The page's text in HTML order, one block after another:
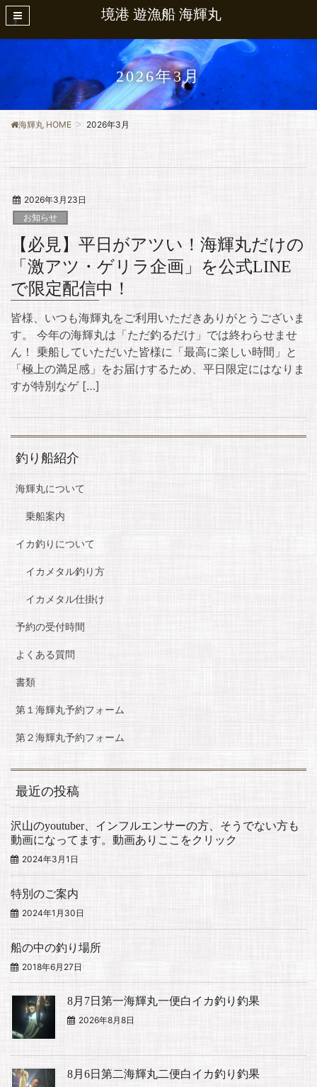
境港 遊漁船 海輝丸
2026年3月
海輝丸 HOME 2026年3月
2026年3月23日
お知らせ
【必見】平日がアツい！海輝丸だけの
「激アツ・ゲリラ企画」を公式LINE
で限定配信中！
皆様、いつも海輝丸をご利用いただきありがとうございま
す。 今年の海輝丸は「ただ釣るだけ」では終わらせませ
ん！ 乗船していただいた皆様に「最高に楽しい時間」と
「極上の満足感」をお届けするため、平日限定にはなりま
すが特別なゲ […]
釣り船紹介
海輝丸について
乗船案内
イカ釣りについて
イカメタル釣り方
イカメタル仕掛け
予約の受付時間
よくある質問
書類
第１海輝丸予約フォーム
第２海輝丸予約フォーム
最近の投稿
沢山のyoutuber、インフルエンサーの方、そうでない方も
動画になってます。動画ありここをクリック
2024年3月1日
特別のご案内
2024年1月30日
船の中の釣り場所
2018年6月27日
8月7日第一海輝丸一便白イカ釣り釣果
2026年8月8日
8月6日第二海輝丸二便白イカ釣り釣果